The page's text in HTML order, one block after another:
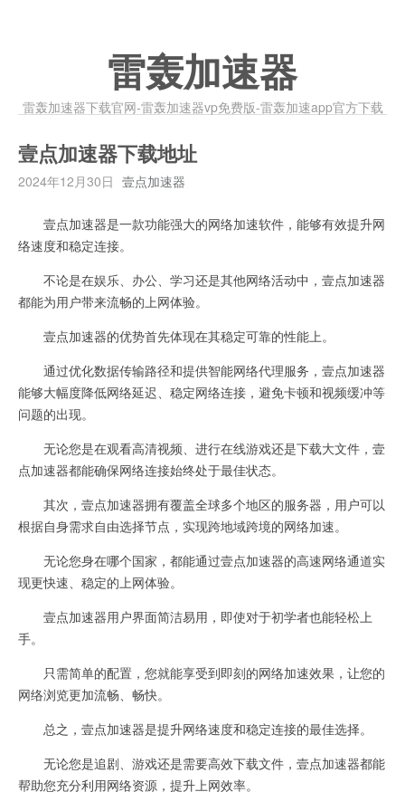
雷轰加速器
雷轰加速器下载官网-雷轰加速器vp免费版-雷轰加速app官方下载
壹点加速器下载地址
2024年12月30日 壹点加速器
壹点加速器是一款功能强大的网络加速软件，能够有效提升网
络速度和稳定连接。
不论是在娱乐、办公、学习还是其他网络活动中，壹点加速器
都能为用户带来流畅的上网体验。
壹点加速器的优势首先体现在其稳定可靠的性能上。
通过优化数据传输路径和提供智能网络代理服务，壹点加速器
能够大幅度降低网络延迟、稳定网络连接，避免卡顿和视频缓冲等
问题的出现。
无论您是在观看高清视频、进行在线游戏还是下载大文件，壹
点加速器都能确保网络连接始终处于最佳状态。
其次，壹点加速器拥有覆盖全球多个地区的服务器，用户可以
根据自身需求自由选择节点，实现跨地域跨境的网络加速。
无论您身在哪个国家，都能通过壹点加速器的高速网络通道实
现更快速、稳定的上网体验。
壹点加速器用户界面简洁易用，即使对于初学者也能轻松上
手。
只需简单的配置，您就能享受到即刻的网络加速效果，让您的
网络浏览更加流畅、畅快。
总之，壹点加速器是提升网络速度和稳定连接的最佳选择。
无论您是追剧、游戏还是需要高效下载文件，壹点加速器都能
帮助您充分利用网络资源，提升上网效率。